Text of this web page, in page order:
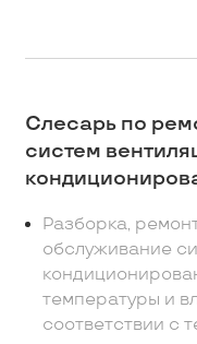
Слесарь по
систем
Разборка,
обслуживание
температуры и
соответствии с